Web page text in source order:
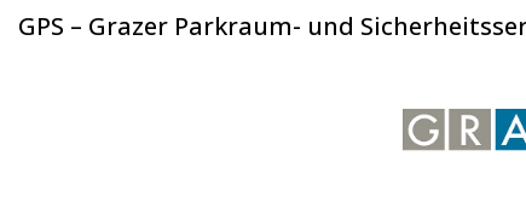
GPS – Grazer Parkraum- und